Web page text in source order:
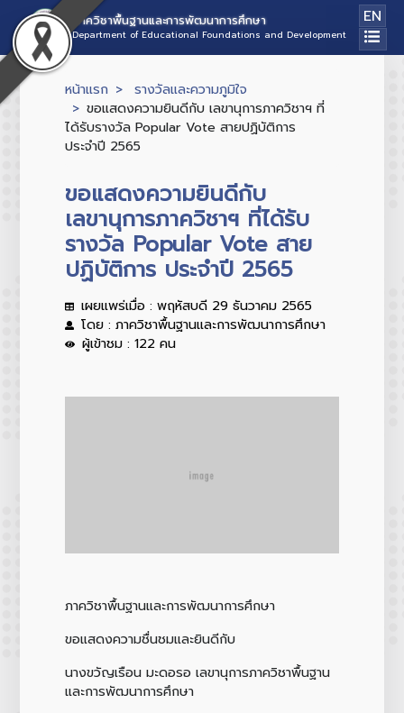
ภาควิชาพื้นฐานและการพัฒนาการศึกษา
Department of Educational Foundations and Development
EN
หน้าแรก
รางวัลและความภูมิใจ
ขอแสดงความยินดีกับ เลขานุการภาควิชาฯ ที่
ได้รับรางวัล Popular Vote สายปฏิบัติการ
ประจำปี 2565
ขอแสดงความยินดีกับ
เลขานุการภาควิชาฯ ที่ได้รับ
รางวัล Popular Vote สาย
ปฏิบัติการ ประจำปี 2565
เผยแพร่เมื่อ : พฤหัสบดี 29 ธันวาคม 2565
โดย : ภาควิชาพื้นฐานและการพัฒนาการศึกษา
ผู้เข้าชม : 122 คน
ภาควิชาพื้นฐานและการพัฒนาการศึกษา
ขอแสดงความชื่นชมและยินดีกับ
นางขวัญเรือน มะดอรอ เลขานุการภาควิชาพื้นฐาน
และการพัฒนาการศึกษา